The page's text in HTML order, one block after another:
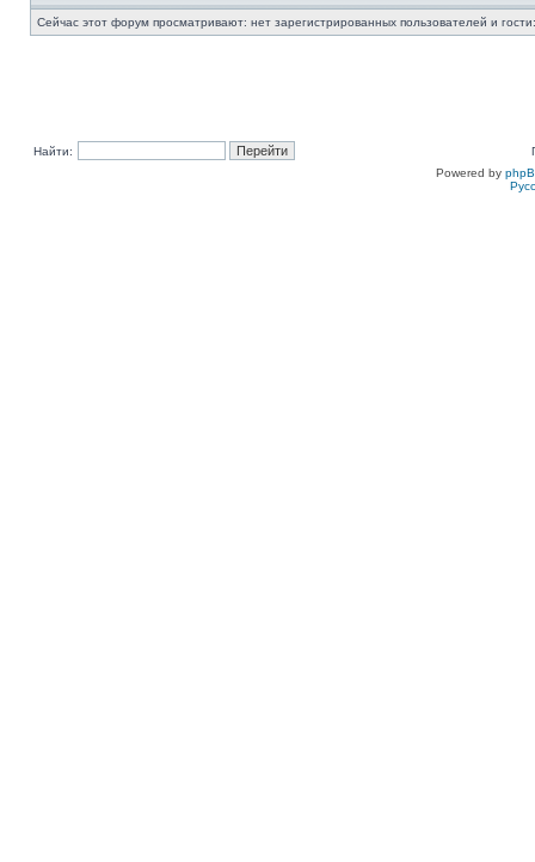
Сейчас этот форум просматривают: нет зарегистрированных пользователей и
Найти:
Powered by